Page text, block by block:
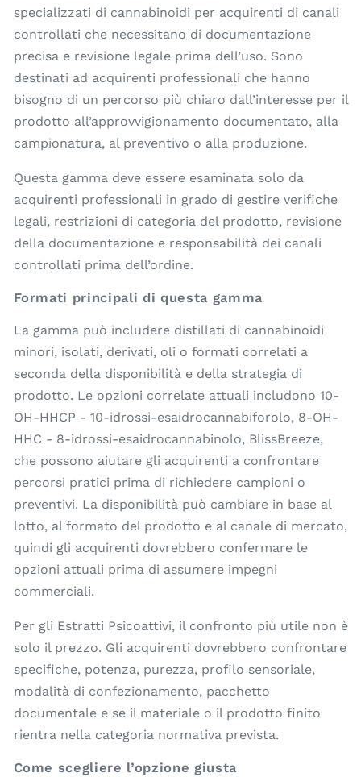
specializzati di cannabinoidi per acquirenti di canali
controllati che necessitano di documentazione
precisa e revisione legale prima dell’uso. Sono
destinati ad acquirenti professionali che hanno
bisogno di un percorso più chiaro dall’interesse per il
prodotto all’approvvigionamento documentato, alla
campionatura, al preventivo o alla produzione.
Questa gamma deve essere esaminata solo da
acquirenti professionali in grado di gestire verifiche
legali, restrizioni di categoria del prodotto, revisione
della documentazione e responsabilità dei canali
controllati prima dell’ordine.
Formati principali di questa gamma
La gamma può includere distillati di cannabinoidi
minori, isolati, derivati, oli o formati correlati a
seconda della disponibilità e della strategia di
prodotto. Le opzioni correlate attuali includono 10-
OH-HHCP - 10-idrossi-esaidrocannabiforolo, 8-OH-
HHC - 8-idrossi-esaidrocannabinolo, BlissBreeze,
che possono aiutare gli acquirenti a confrontare
percorsi pratici prima di richiedere campioni o
preventivi. La disponibilità può cambiare in base al
lotto, al formato del prodotto e al canale di mercato,
quindi gli acquirenti dovrebbero confermare le
opzioni attuali prima di assumere impegni
commerciali.
Per gli Estratti Psicoattivi, il confronto più utile non è
solo il prezzo. Gli acquirenti dovrebbero confrontare
specifiche, potenza, purezza, profilo sensoriale,
modalità di confezionamento, pacchetto
documentale e se il materiale o il prodotto finito
rientra nella categoria normativa prevista.
Come scegliere l’opzione giusta